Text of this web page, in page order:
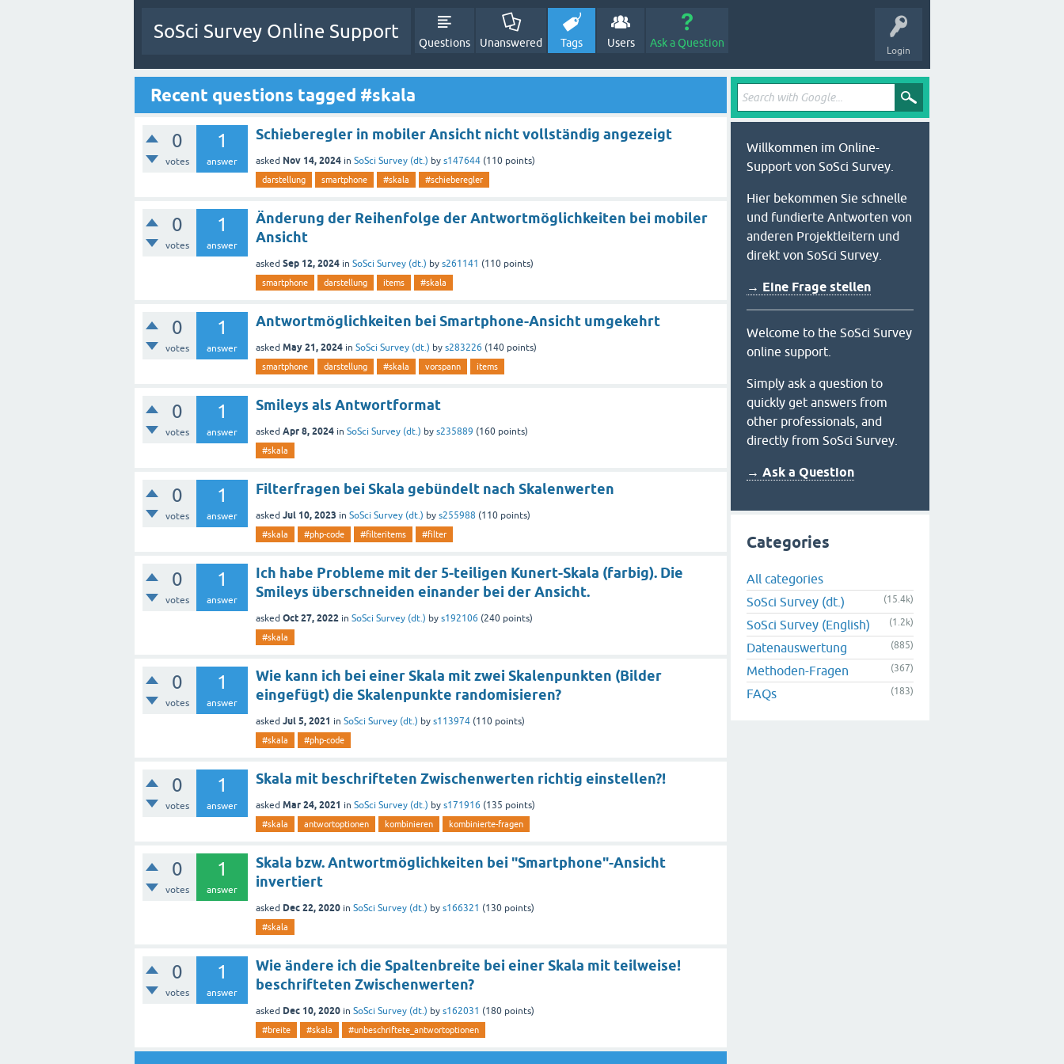
Login
SoSci Survey Online Support
Questions Unanswered Tags Users Ask a Question
Recent questions tagged #skala
0
votes
1
answer
Schieberegler in mobiler Ansicht nicht vollständig angezeigt
asked Nov 14, 2024 in SoSci Survey (dt.) by s147644 (110 points)
darstellung smartphone #skala #schieberegler
0
votes
1
answer
Änderung der Reihenfolge der Antwortmöglichkeiten bei mobiler
Ansicht
asked Sep 12, 2024 in SoSci Survey (dt.) by s261141 (110 points)
smartphone darstellung items #skala
0
votes
1
answer
Antwortmöglichkeiten bei Smartphone-Ansicht umgekehrt
asked May 21, 2024 in SoSci Survey (dt.) by s283226 (140 points)
smartphone darstellung #skala vorspann items
0
votes
1
answer
Smileys als Antwortformat
asked Apr 8, 2024 in SoSci Survey (dt.) by s235889 (160 points)
#skala
0
votes
1
answer
Filterfragen bei Skala gebündelt nach Skalenwerten
asked Jul 10, 2023 in SoSci Survey (dt.) by s255988 (110 points)
#skala #php-code #filteritems #filter
0
votes
1
answer
Ich habe Probleme mit der 5-teiligen Kunert-Skala (farbig). Die
Smileys überschneiden einander bei der Ansicht.
asked Oct 27, 2022 in SoSci Survey (dt.) by s192106 (240 points)
#skala
0
votes
1
answer
Wie kann ich bei einer Skala mit zwei Skalenpunkten (Bilder
eingefügt) die Skalenpunkte randomisieren?
asked Jul 5, 2021 in SoSci Survey (dt.) by s113974 (110 points)
#skala #php-code
0
votes
1
answer
Skala mit beschrifteten Zwischenwerten richtig einstellen?!
asked Mar 24, 2021 in SoSci Survey (dt.) by s171916 (135 points)
#skala antwortoptionen kombinieren kombinierte-fragen
0
votes
1
answer
Skala bzw. Antwortmöglichkeiten bei "Smartphone"-Ansicht
invertiert
asked Dec 22, 2020 in SoSci Survey (dt.) by s166321 (130 points)
#skala
0
votes
1
answer
Wie ändere ich die Spaltenbreite bei einer Skala mit teilweise!
beschrifteten Zwischenwerten?
asked Dec 10, 2020 in SoSci Survey (dt.) by s162031 (180 points)
#breite #skala #unbeschriftete_antwortoptionen
Willkommen im Online-
Support von SoSci Survey.
Hier bekommen Sie schnelle
und fundierte Antworten von
anderen Projektleitern und
direkt von SoSci Survey.
→ Eine Frage stellen
Welcome to the SoSci Survey
online support.
Simply ask a question to
quickly get answers from
other professionals, and
directly from SoSci Survey.
→ Ask a Question
Categories
All categories
SoSci Survey (dt.)
(15.4k)
SoSci Survey (English) (1.2k)
Datenauswertung (885)
Methoden-Fragen (367)
FAQs (183)